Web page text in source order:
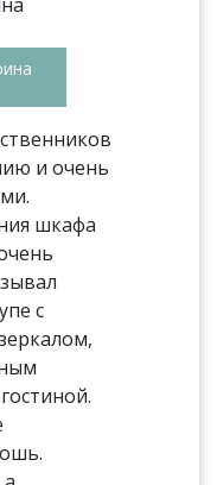
и очень
шкафа
с